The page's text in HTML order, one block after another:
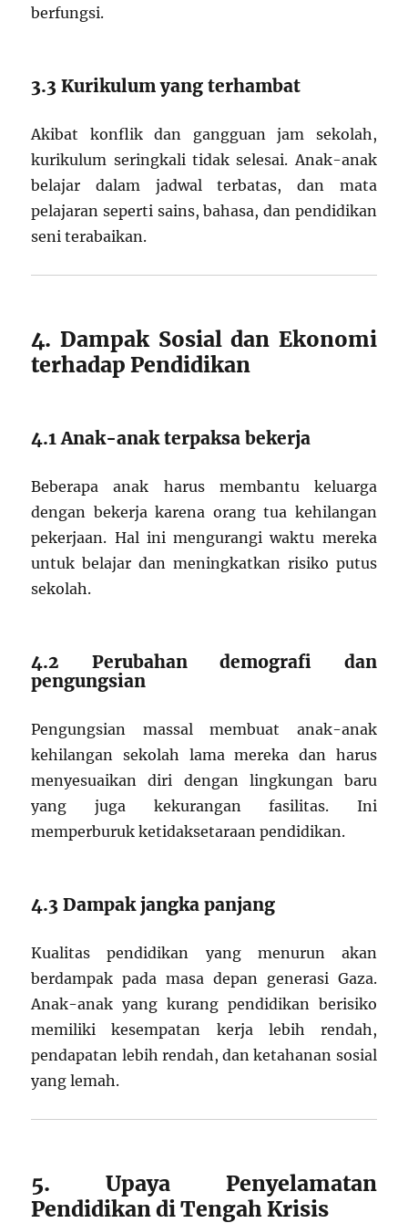
berfungsi.
3.3 Kurikulum yang terhambat
Akibat konflik dan gangguan jam sekolah,
kurikulum seringkali tidak selesai. Anak-anak
belajar dalam jadwal terbatas, dan mata
pelajaran seperti sains, bahasa, dan pendidikan
seni terabaikan.
4. Dampak Sosial dan Ekonomi
terhadap Pendidikan
4.1 Anak-anak terpaksa bekerja
Beberapa anak harus membantu keluarga
dengan bekerja karena orang tua kehilangan
pekerjaan. Hal ini mengurangi waktu mereka
untuk belajar dan meningkatkan risiko putus
sekolah.
4.2 Perubahan demografi dan
pengungsian
Pengungsian massal membuat anak-anak
kehilangan sekolah lama mereka dan harus
menyesuaikan diri dengan lingkungan baru
yang juga kekurangan fasilitas. Ini
memperburuk ketidaksetaraan pendidikan.
4.3 Dampak jangka panjang
Kualitas pendidikan yang menurun akan
berdampak pada masa depan generasi Gaza.
Anak-anak yang kurang pendidikan berisiko
memiliki kesempatan kerja lebih rendah,
pendapatan lebih rendah, dan ketahanan sosial
yang lemah.
5. Upaya Penyelamatan
Pendidikan di Tengah Krisis